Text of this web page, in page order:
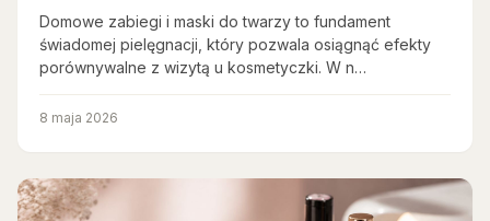
Domowe zabiegi i maski do twarzy to fundament
świadomej pielęgnacji, który pozwala osiągnąć efekty
porównywalne z wizytą u kosmetyczki. W n…
8 maja 2026